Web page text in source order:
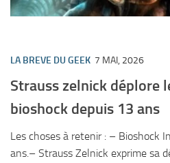
LA BREVE DU GEEK 7 MAI, 2026
Strauss zelnick déplore
bioshock depuis 13 ans
Les choses à retenir : – Bioshock
ans.– Strauss Zelnick exprime sa